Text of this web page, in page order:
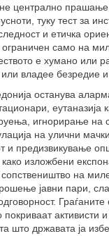
централно прашање
туку тест за
и етичка
само на
е хумано или
владее безредие
останува
еутаназија
игнорирање на
на улични
и предизвикување
изложбени
на
јавни пари,
активисти
што државата ја